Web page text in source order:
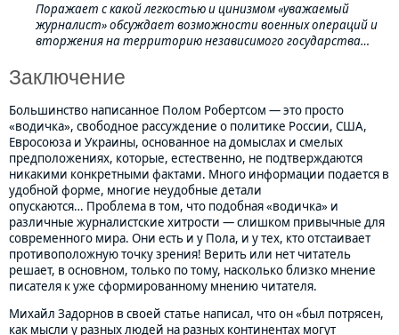
Поражает с какой легкостью и цинизмом «уважаемый
журналист» обсуждает возможности военных операций и
вторжения на территорию независимого государства…
Заключение
Большинство написанное Полом Робертсом — это просто
«водичка», свободное рассуждение о политике России, США,
Евросоюза и Украины, основанное на домыслах и смелых
предположениях, которые, естественно, не подтверждаются
никакими конкретными фактами. Много информации подается в
удобной форме, многие неудобные детали
опускаются… Проблема в том, что подобная «водичка» и
различные журналистские хитрости — слишком привычные для
современного мира. Они есть и у Пола, и у тех, кто отстаивает
противоположную точку зрения! Верить или нет читатель
решает, в основном, только по тому, насколько близко мнение
писателя к уже сформированному мнению читателя.
Михайл Задорнов в своей статье написал, что он «был потрясен,
как мысли у разных людей на разных континентах могут